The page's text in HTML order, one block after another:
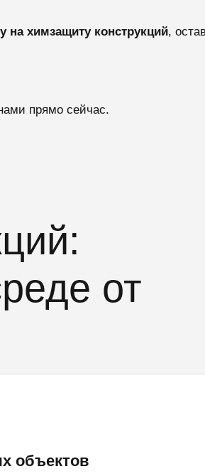
на химзащиту конструкций,
прямо сейчас.
от
объектов